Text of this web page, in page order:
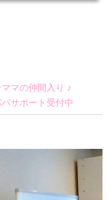
マの仲間入り ♪
サポート受付中